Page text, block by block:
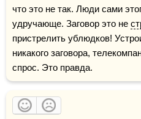
что это не так. Люди сами
удручающе. Заговор это не
пристрелить ублюдков!
никакого заговора,
спрос. Это правда.